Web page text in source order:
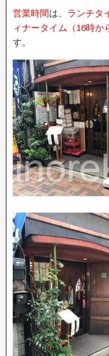
営業時間は、 ランチタ
ィナータイム（16時か
す。